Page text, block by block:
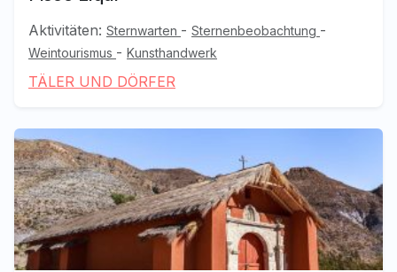
Aktivitäten: Sternwarten - Sternenbeobachtung -
Weintourismus - Kunsthandwerk
TÄLER UND DÖRFER